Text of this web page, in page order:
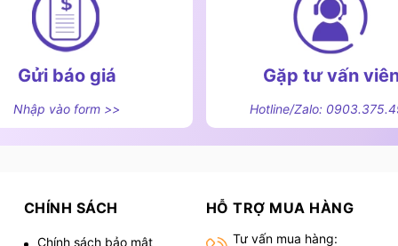
kiệm thời gian so với việc rửa bằng tay. Phù hợp
nơi việc rửa hàng ngàn bộ bát đĩa hàng ngày
của mọi nhà hàng, khách sạn và cả các bếp ăn
bảo sạch sẽ hoàn toàn 100%, điều này có thể
tác động đến hoạt động kinh doanh của các bếp
Gửi báo giá
Nhập vào form >>
Gặp tư vấn
Hotline/Zalo:
CHÍNH SÁCH
Chính sách bảo mật
HỖ TRỢ MUA HÀNG
Tư vấn mua hàng: